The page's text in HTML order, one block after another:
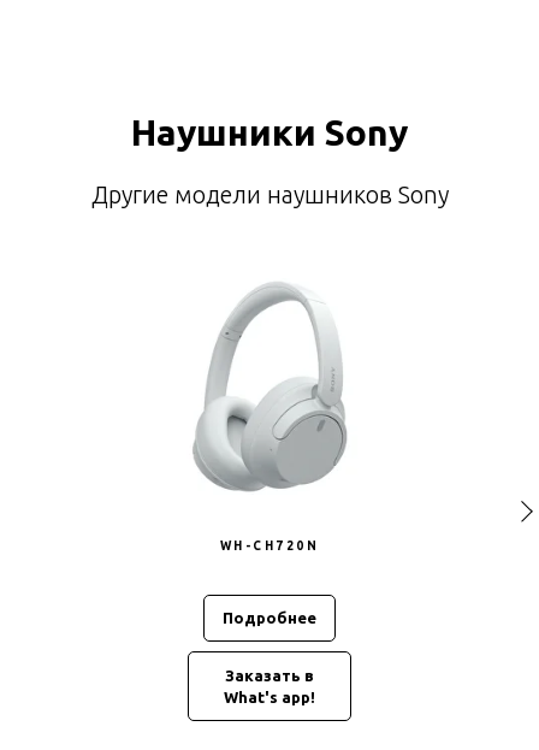
Наушники Sony
Другие модели наушников Sony
WH-CH720N
Подробнее
Заказать в
What's app!